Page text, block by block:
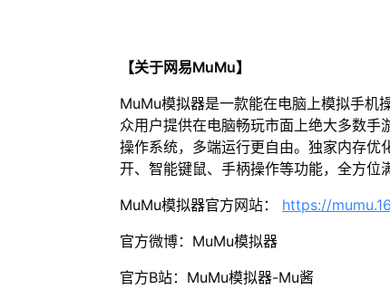
【关于网易MuMu】
MuMu模拟器是一款能在电脑上模拟手机
众用户提供在电脑畅玩市面上绝大多数
操作系统，多端运行更自由。独家内存
开、智能键鼠、手柄操作等功能，全方位
MuMu模拟器官方网站： https://
官方微博：MuMu模拟器
官方B站：MuMu模拟器-Mu酱